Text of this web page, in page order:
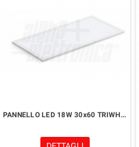
PANNELLO LED 18W 30x60 TRIWHITE UGR